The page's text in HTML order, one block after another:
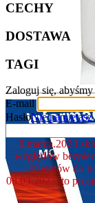
CECHY
DOSTAWA
TAGI
Zaloguj się,
E-mail
HasłoNie pamiętasz
8.marca.2023
względów
Klientów do
08.03.2023, to